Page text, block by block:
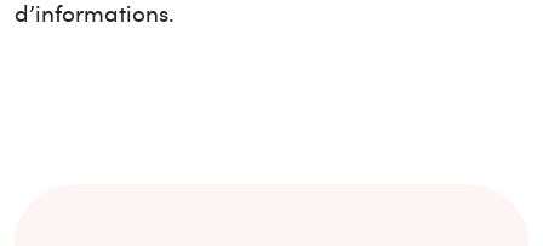
d’informations.